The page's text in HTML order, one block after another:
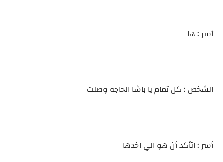
أسر : ها
الشخص : كل تمام يا باشا الحاجه وصلت
أسر : اتأكد أن هو الي اخدها